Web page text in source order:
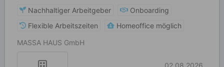
Nachhaltiger Arbeitgeber
Onboarding
Flexible Arbeitszeiten
Homeoffice möglich
MASSA HAUS GmbH
02.08.2026